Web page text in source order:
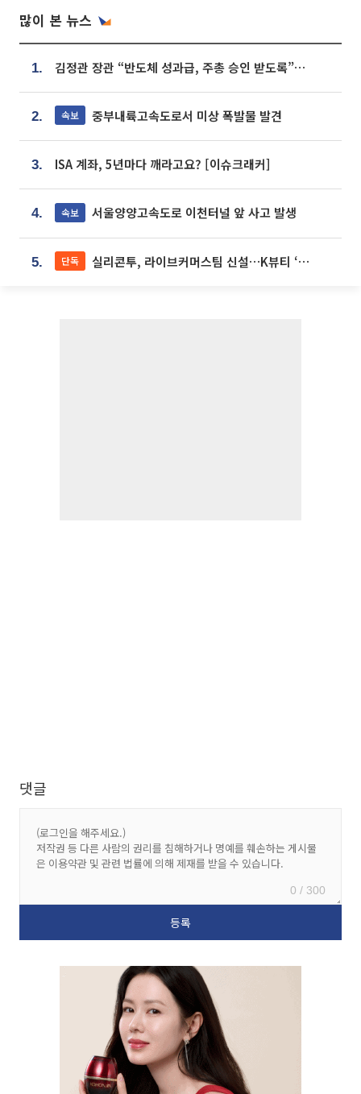
많이 본 뉴스
1. 김정관 장관 “반도체 성과급, 주총 승인 받도록”…상법·자본시장법 개정 시사
2. 속보 중부내륙고속도로서 미상 폭발물 발견
3. ISA 계좌, 5년마다 깨라고요? [이슈크래커]
4. 속보 서울양양고속도로 이천터널 앞 사고 발생
5. 단독 실리콘투, 라이브커머스팀 신설…K뷰티 ‘글로벌 판매망’ 확대[K뷰티 라방戰]
댓글
0 / 300